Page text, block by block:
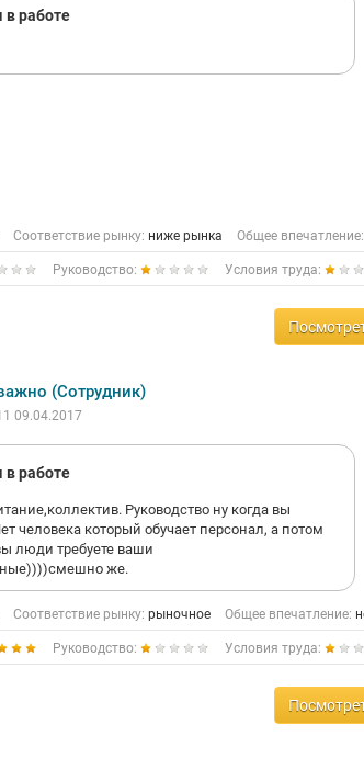
работе
Соответствие рынку: ниже рынка Общее впечатление:
Руководство: Условия труда:
(Сотрудник)
09.04.2017
работе
Руководство ну когда вы
человека который обучает персонал, а потом
люди требуете ваши
же.
Соответствие рынку: рыночное Общее впечатление:
Руководство: Условия труда: